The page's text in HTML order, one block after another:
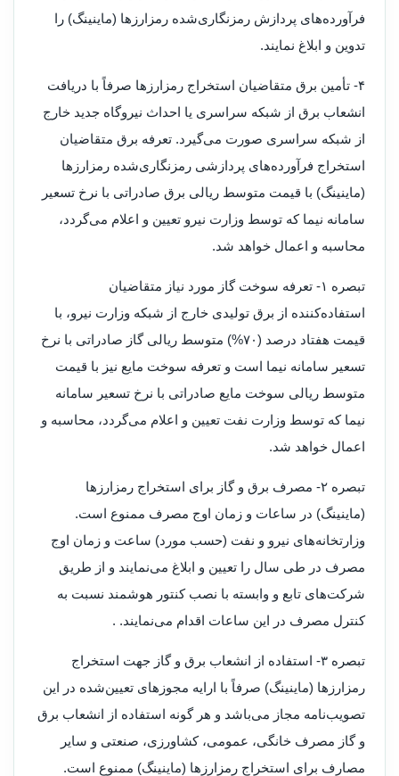
فرآورده‌های پردازش رمزنگاری‌شده رمزارزها (ماینینگ) را
تدوین و ابلاغ نمایند.
۴- تأمین برق متقاضیان استخراج رمزارزها صرفاً با دریافت
انشعاب برق از شبکه سراسری یا احداث نیروگاه جدید خارج
از شبکه سراسری صورت می‌گیرد. تعرفه برق متقاضیان
استخراج فرآورده‌های پردازشی رمزنگاری‌شده رمزارزها
(ماینینگ) با قیمت متوسط ریالی برق صادراتی با نرخ تسعیر
سامانه نیما که توسط وزارت نیرو تعیین و اعلام می‌گردد،
محاسبه و اعمال خواهد شد.
تبصره ۱- تعرفه سوخت گاز مورد نیاز متقاضیان
استفاده‌کننده از برق تولیدی خارج از شبکه وزارت نیرو، با
قیمت هفتاد درصد (۷۰%) متوسط ریالی گاز صادراتی با نرخ
تسعیر سامانه نیما است و تعرفه سوخت مایع نیز با قیمت
متوسط ریالی سوخت مایع صادراتی با نرخ تسعیر سامانه
نیما که توسط وزارت نفت تعیین و اعلام می‌گردد، محاسبه و
اعمال خواهد شد.
تبصره ۲- مصرف برق و گاز برای استخراج رمزارزها
(ماینینگ) در ساعات و زمان اوج مصرف ممنوع است.
وزارتخانه‌های نیرو و نفت (حسب مورد) ساعت و زمان اوج
مصرف در طی سال را تعیین و ابلاغ می‌نمایند و از طریق
شرکت‌های تابع و وابسته با نصب کنتور هوشمند نسبت به
کنترل مصرف در این ساعات اقدام می‌نمایند. .
تبصره ۳- استفاده از انشعاب برق و گاز جهت استخراج
رمزارزها (ماینینگ) صرفاً با ارایه مجوزهای تعیین‌شده در این
تصویب‌نامه مجاز می‌باشد و هر گونه استفاده از انشعاب برق
و گاز مصرف خانگی، عمومی، کشاورزی، صنعتی و سایر
مصارف برای استخراج رمزارزها (ماینینگ) ممنوع است.